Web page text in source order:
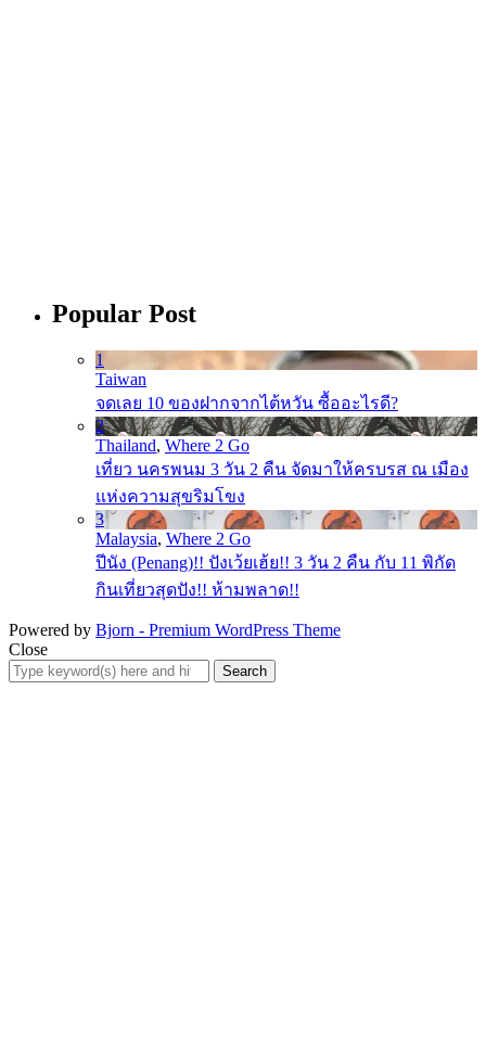
Popular Post
1
Taiwan
จดเลย 10 ของฝากจากไต้หวัน ซื้ออะไรดี?
2
Thailand, Where 2 Go
เที่ยว นครพนม 3 วัน 2 คืน จัดมาให้ครบรส ณ เมือง
แห่งความสุขริมโขง
3
Malaysia, Where 2 Go
ปีนัง (Penang)!! ปังเว้ยเฮ้ย!! 3 วัน 2 คืน กับ 11 พิกัด
กินเที่ยวสุดปัง!! ห้ามพลาด!!
Powered by Bjorn - Premium WordPress Theme
Close